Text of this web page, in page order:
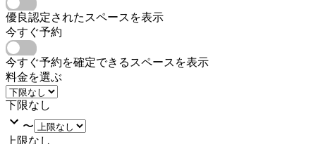
優良認定されたスペースを表示
今すぐ予約
今すぐ予約を確定できるスペースを表示
料金を選ぶ
下限なし
〜
上限なし